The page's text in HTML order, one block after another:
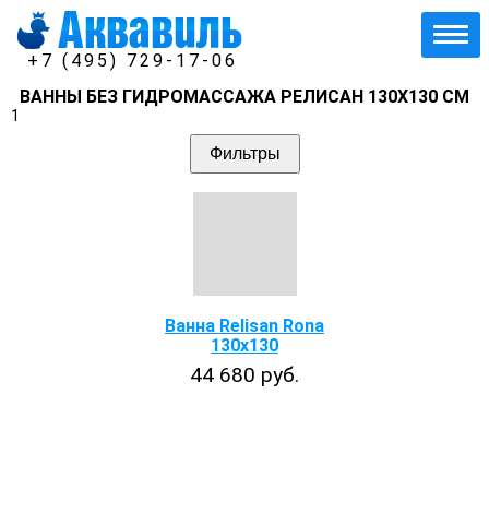
+7 (495) 729-17-06
ВАННЫ БЕЗ ГИДРОМАССАЖА РЕЛИСАН 130Х130 СМ
1
Фильтры
Ванна Relisan Rona
130х130
44 680 руб.